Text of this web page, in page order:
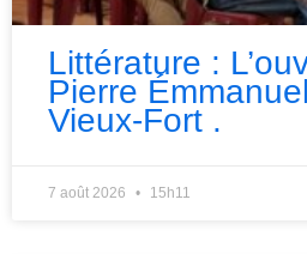
Littérature :
Pierre
Vieux-Fort .
7 août 2026 15h11